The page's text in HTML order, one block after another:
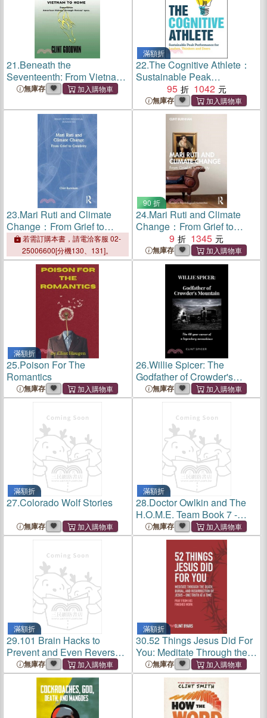
21.Beneath the
Seventeenth: From Vietnam
to Home
無庫存
滿額折
22.The Cognitive Athlete：
Sustainable Peak
Performance for Leaders,
Thinkers and Doers
95 1042
無庫存
23.Mari Ruti and Climate
Change：From Grief to
Creativity
若需訂購本書，請電洽客服 02-
25006600[分機130、131]。
90 折
24.Mari Ruti and Climate
Change：From Grief to
Creativity
9 1345
無庫存
滿額折
25.Poison For The
Romantics
無庫存
26.Willie Spicer: The
Godfather of Crowder's
Mountain: The 40 year
career of a legendary
moonshiner
無庫存
滿額折
27.Colorado Wolf Stories
無庫存
滿額折
28.Doctor Owlkin and The
H.O.M.E. Team Book 7 -
Arby, the Painted Wolf:
Encouraging Acceptance of
Differences or Additional
無庫存
滿額折
29.101 Brain Hacks to
Prevent and Even Reverse
Dementia (Including
Alzheimer's)
無庫存
滿額折
30.52 Things Jesus Did For
You: Meditate Through the
Death, Burial, and
Resurrection of Jesus - One
Truth at a Time
無庫存